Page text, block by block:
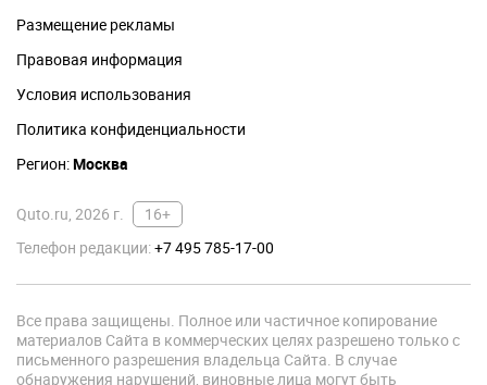
Размещение рекламы
Правовая информация
Условия использования
Политика конфиденциальности
Регион:Москва
Quto.ru, 2026 г.
16+
Телефон редакции:+7 495 785-17-00
Все права защищены. Полное или частичное копирование
материалов Сайта в коммерческих целях разрешено только с
письменного разрешения владельца Сайта. В случае
обнаружения нарушений, виновные лица могут быть